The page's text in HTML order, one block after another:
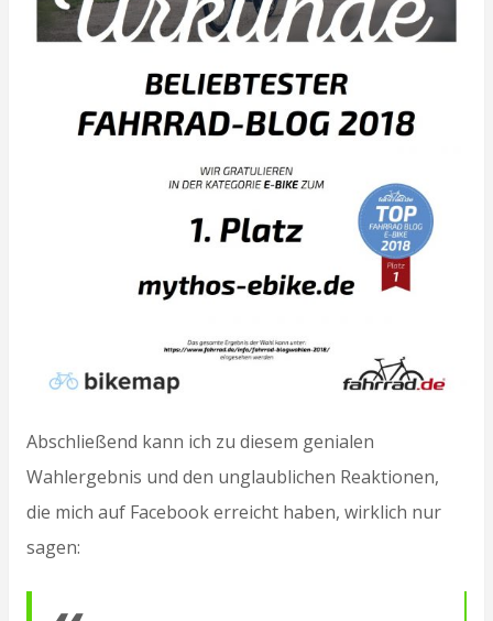
Abschließend kann ich zu diesem genialen
Wahlergebnis und den unglaublichen Reaktionen,
die mich auf Facebook erreicht haben, wirklich nur
sagen: